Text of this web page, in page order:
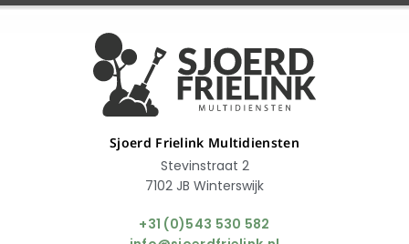
Sjoerd Frielink Multidiensten
Stevinstraat 2
7102 JB Winterswijk
+31 (0)543 530 582